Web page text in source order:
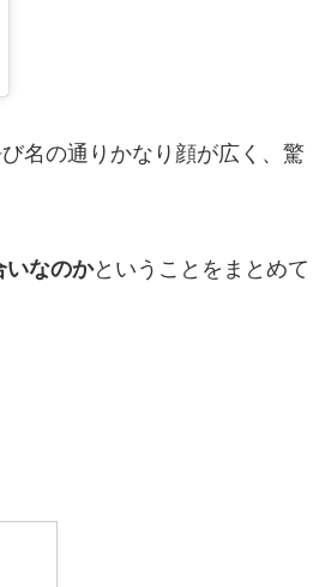
名の通りかなり顔が広く、驚
いなのかということをまとめて